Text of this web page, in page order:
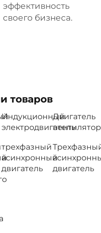
эффективность
своего бизнеса.
товаров
Индукционный
электродвигатель
Двигатель
трехфазный
асинхронный
двигатель
двигатель